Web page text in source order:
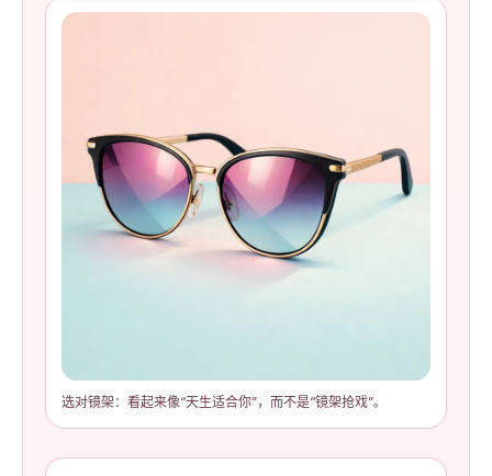
选对镜架：看起来像“天生适合你”，而不是“镜架抢戏”。